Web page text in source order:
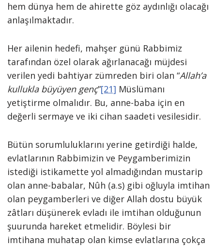
hem dünya hem de ahirette göz aydınlığı olacağı
anlaşılmaktadır.
Her ailenin hedefi, mahşer günü Rabbimiz
tarafından özel olarak ağırlanacağı müjdesi
verilen yedi bahtiyar zümreden biri olan “Allah’a
kullukla büyüyen genç”[21] Müslümanı
yetiştirme olmalıdır. Bu, anne-baba için en
değerli sermaye ve iki cihan saadeti vesilesidir.
Bütün sorumluluklarını yerine getirdiği halde,
evlatlarının Rabbimizin ve Peygamberimizin
istediği istikamette yol almadığından mustarip
olan anne-babalar, Nûh (a.s) gibi oğluyla imtihan
olan peygamberleri ve diğer Allah dostu büyük
zâtları düşünerek evladı ile imtihan olduğunun
şuurunda hareket etmelidir. Böylesi bir
imtihana muhatap olan kimse evlatlarına çokça